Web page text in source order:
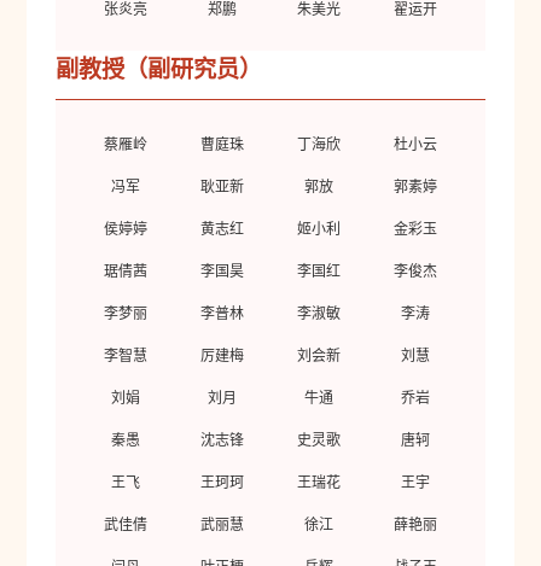
张炎亮 郑鹏 朱美光 翟运开
副教授（副研究员）
蔡雁岭 曹庭珠 丁海欣 杜小云
冯军 耿亚新 郭放 郭素婷
侯婷婷 黄志红 姬小利 金彩玉
琚倩茜 李国昊 李国红 李俊杰
李梦丽 李普林 李淑敏 李涛
李智慧 厉建梅 刘会新 刘慧
刘娟 刘月 牛通 乔岩
秦愚 沈志锋 史灵歌 唐轲
王飞 王珂珂 王瑞花 王宇
武佳倩 武丽慧 徐江 薛艳丽